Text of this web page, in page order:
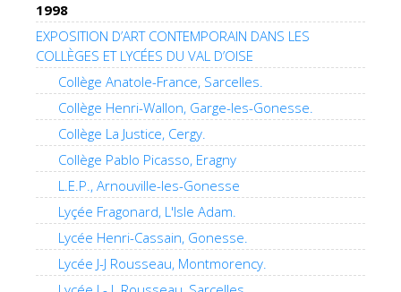
1998
EXPOSITION D’ART CONTEMPORAIN DANS LES
COLLÈGES ET LYCÉES DU VAL D’OISE
Collège Anatole-France, Sarcelles.
Collège Henri-Wallon, Garge-les-Gonesse.
Collège La Justice, Cergy.
Collège Pablo Picasso, Eragny
L.E.P., Arnouville-les-Gonesse
Lyçée Fragonard, L'Isle Adam.
Lycée Henri-Cassain, Gonesse.
Lycée J-J Rousseau, Montmorency.